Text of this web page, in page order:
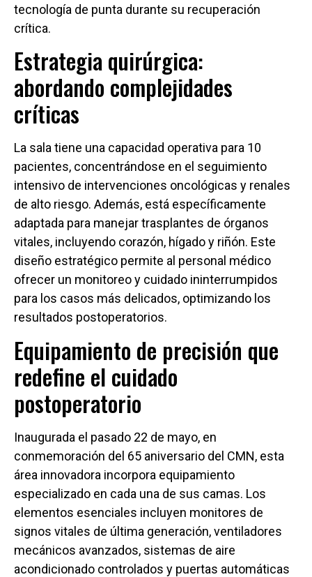
tecnología de punta durante su recuperación
crítica.
Estrategia quirúrgica:
abordando complejidades
críticas
La sala tiene una capacidad operativa para 10
pacientes, concentrándose en el seguimiento
intensivo de intervenciones oncológicas y renales
de alto riesgo. Además, está específicamente
adaptada para manejar trasplantes de órganos
vitales, incluyendo corazón, hígado y riñón. Este
diseño estratégico permite al personal médico
ofrecer un monitoreo y cuidado ininterrumpidos
para los casos más delicados, optimizando los
resultados postoperatorios.
Equipamiento de precisión que
redefine el cuidado
postoperatorio
Inaugurada el pasado 22 de mayo, en
conmemoración del 65 aniversario del CMN, esta
área innovadora incorpora equipamiento
especializado en cada una de sus camas. Los
elementos esenciales incluyen monitores de
signos vitales de última generación, ventiladores
mecánicos avanzados, sistemas de aire
acondicionado controlados y puertas automáticas